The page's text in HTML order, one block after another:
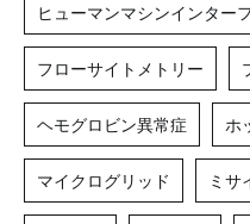
ヒューマンマシンインター
フローサイトメトリー
ヘモグロビン異常症 ホ
マイクログリッド ミサ